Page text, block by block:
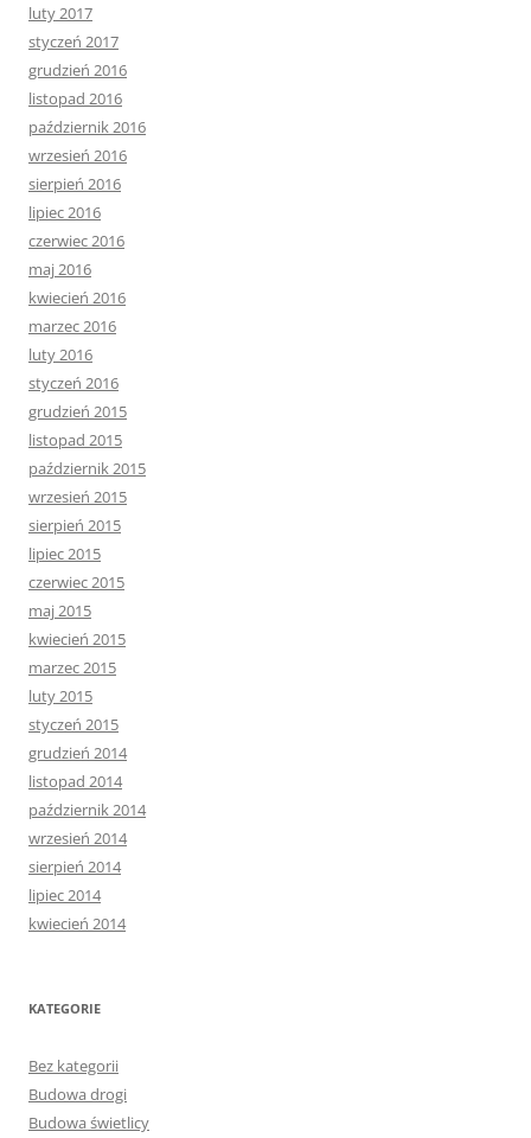
luty 2017
styczeń 2017
grudzień 2016
listopad 2016
październik 2016
wrzesień 2016
sierpień 2016
lipiec 2016
czerwiec 2016
maj 2016
kwiecień 2016
marzec 2016
luty 2016
styczeń 2016
grudzień 2015
listopad 2015
październik 2015
wrzesień 2015
sierpień 2015
lipiec 2015
czerwiec 2015
maj 2015
kwiecień 2015
marzec 2015
luty 2015
styczeń 2015
grudzień 2014
listopad 2014
październik 2014
wrzesień 2014
sierpień 2014
lipiec 2014
kwiecień 2014
KATEGORIE
Bez kategorii
Budowa drogi
Budowa świetlicy